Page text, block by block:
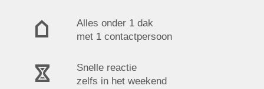
Alles onder 1 dak
met 1 contactpersoon
Snelle reactie
zelfs in het weekend